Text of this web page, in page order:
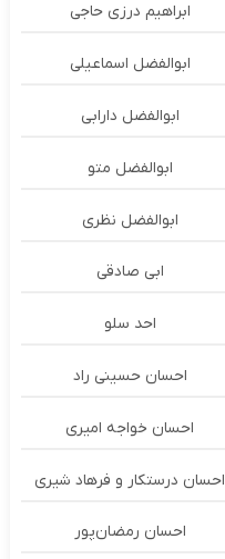
ابراهیم درزی حاجی
ابوالفضل اسماعیلی
ابوالفضل دارابی
ابوالفضل متو
ابوالفضل نظری
ابی صادقی
احد سلو
احسان حسینی راد
احسان خواجه امیری
احسان درستكار و فرهاد شيرى
احسان رمضان‌پور